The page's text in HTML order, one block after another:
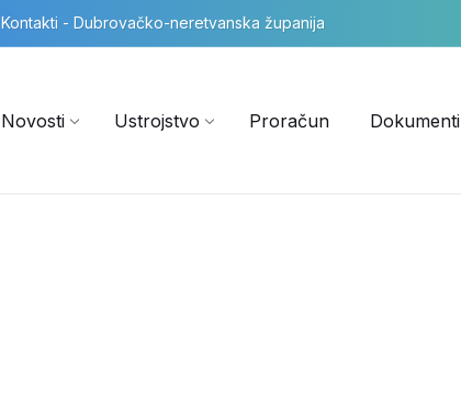
Kontakti - Dubrovačko-neretvanska županija
Novosti Ustrojstvo Proračun Dokumenti